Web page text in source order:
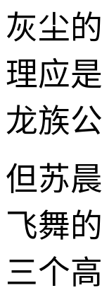
灰尘
理应
龙族公
但苏
飞舞
三个